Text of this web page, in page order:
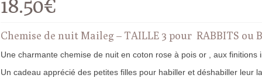
18.50€
Chemise de nuit Maileg – TAILLE 3 pour RABBITS ou
Une charmante chemise de nuit en coton rose à pois or , aux finitions
Un cadeau apprécié des petites filles pour habiller et déshabiller leur